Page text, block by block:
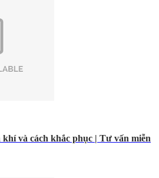
và cách khắc phục | Tư vấn miễn